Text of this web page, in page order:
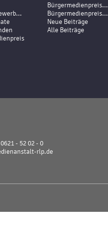
Bürgermedienpreis...
Bürgermedienpreis...
Neue Beiträge
Alle Beiträge
- 52 02 - 0
rlp.de